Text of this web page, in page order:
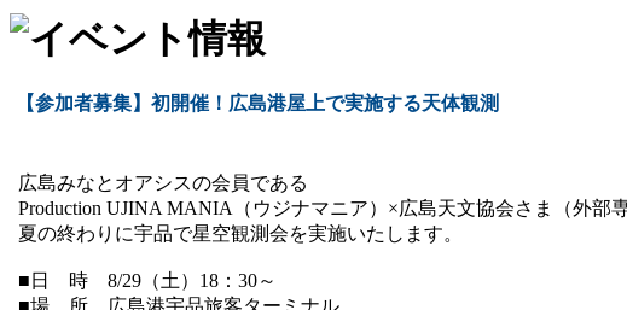
【参加者募集】初開催！広島港屋上で実施する天体観測
広島みなとオアシスの会員である
Production UJINA MANIA（ウジナマニア）×広島天文協会さま（外部
夏の終わりに宇品で星空観測会を実施いたします。
■日 時 8/29（土）18：30～